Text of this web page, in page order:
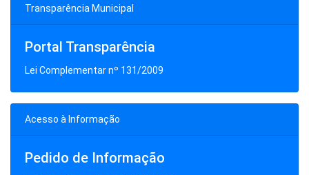
Transparência Municipal
Portal Transparência
Lei Complementar nº 131/2009
Acesso à Informação
Pedido de Informação